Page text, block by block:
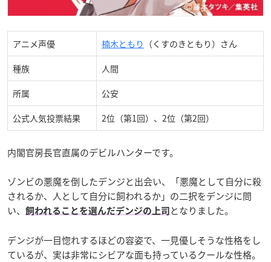
アニメ声優 楠木ともり （くすのきともり）さん
種族 人間
所属 公安
公式人気投票結果 2位（第1回）、2位（第2回）
内閣官房長官直属のデビルハンターです。
ゾンビの悪魔を倒したデンジと出会い、「悪魔として自分に殺
されるか、人として自分に飼われるか」の二択をデンジに問
い、
飼われることを選んだデンジの上司 となりました。
デンジが一目惚れするほどの容姿で、一見優しそうな性格をし
ているが、実は非常にシビアな面も持っているクールな性格。